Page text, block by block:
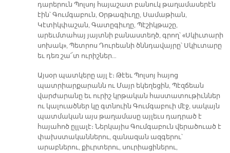
դարերուն Պոլսոյ հայաշատ բանուկ թաղամասերէն
էին՝ Գումգաբուն, Օրթագիւղը, Սամաթիան,
Կէտիկփաշան, Գատըգիւղը, Պէշիկթաշը,
արեւմտահայ յայտնի բանաստեղծ, գրող՝ «Սկիւտարի
սոխակ», Պետրոս Դուրեանի ծննդավայրը՝ Սկիւտարը
եւ դեռ շա՜տ ուրիշներ…
Այսօր պատկերը այլ է։ Թէեւ Պոլսոյ հայոց
պատրիարքարանն ու Մայր եկեղեցին, Պէզճեան
վարժարանը եւ ուրիշ կրթական հաստատութիւններ
ու կալուածներ կը գտնուին Գումգաբուի մէջ, սակայն
պատմական այս թաղամասը այլեւս դադրած է
հայահոծ ըլլալէ։ Ներկայիս Գումգաբուն վերածուած է
փախստականներու, զանազան ազգերու՝
արաբներու, քիւրտերու, սուրիացիներու,